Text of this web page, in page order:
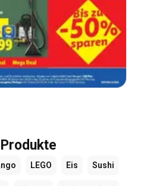
LEGO Eis Sushi